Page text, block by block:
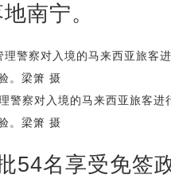
南宁。
警察对入境的马来西亚旅客进
。梁箫 摄
名享受免签